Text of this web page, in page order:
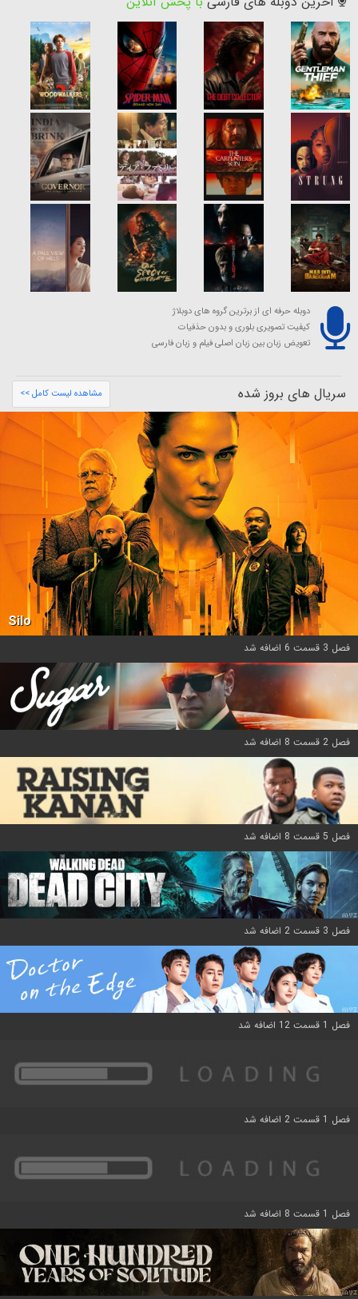
دوبله حرفه ای از برترین گروه های دوبلاژ
کیفیت تصویری بلوری و بدون حذفیات
تعویض زبان بین زبان اصلی فیلم و زبان فارسی
سریال های بروز شده مشاهده لیست کامل >>
Silo
فصل 3 قسمت 6 اضافه شد
فصل 2 قسمت 8 اضافه شد
فصل 5 قسمت 8 اضافه شد
فصل 3 قسمت 2 اضافه شد
فصل 1 قسمت 12 اضافه شد
فصل 1 قسمت 2 اضافه شد
فصل 1 قسمت 8 اضافه شد